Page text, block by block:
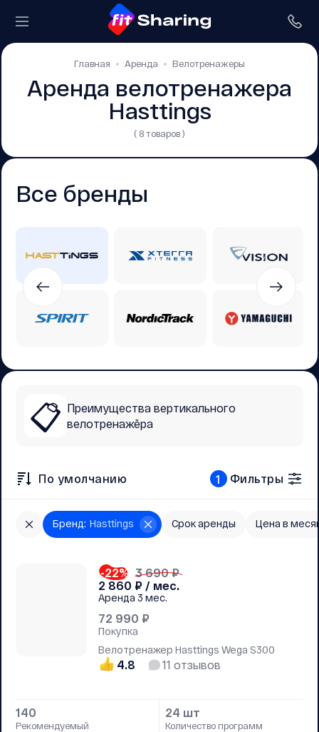
Главная Аренда Велотренажеры
Аренда велотренажера
Hasttings
( 8 товаров )
Все бренды
📋 Преимущества вертикального
велотренажёра
По умолчанию 1 Фильтры
Бренд: Hasttings Срок аренды Цена в
-22% 3 690 ₽
2 860 ₽ / мес.
Аренда 3 мес.
72 990 ₽
Покупка
Велотренажер Hasttings Wega S300
4.8 11 отзывов
140
Рекомендуемый
24 шт
Количество программ